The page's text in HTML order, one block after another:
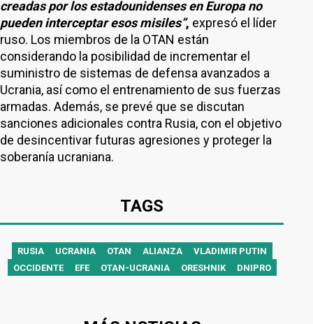
creadas por los estadounidenses en Europa no
pueden interceptar esos misiles”, expresó el líder
ruso. Los miembros de la OTAN están
considerando la posibilidad de incrementar el
suministro de sistemas de defensa avanzados a
Ucrania, así como el entrenamiento de sus fuerzas
armadas. Además, se prevé que se discutan
sanciones adicionales contra Rusia, con el objetivo
de desincentivar futuras agresiones y proteger la
soberanía ucraniana.
TAGS
RUSIA UCRANIA OTAN ALIANZA
VLADIMIR PUTIN
OCCIDENTE
EFE OTAN-UCRANIA ORESHNIK DNIPRO